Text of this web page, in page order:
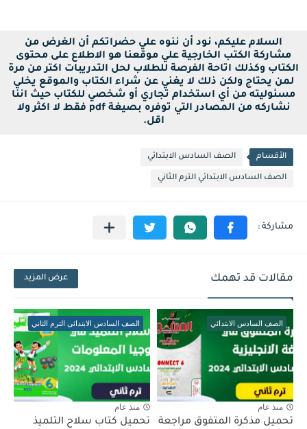
السلام عليكم، نود أن ننوه علي حضراتكم أن الغرض من
مشاركة الكتب الخارجية علي موقعنا هو الاطلاع على محتوى
الكتاب وكذلك اتاحة الفرصة للطلاب لحل التدريبات اكتر من مرة
لمن يحتاج ولكن ذلك لا يغني عن شراء الكتاب والموقع يخلي
مسئوليته من أي استخدام تجاري أو شخصي للكتاب حيث اننا
نشاركه من المصادر التي توفره بصيغة pdf فقط لا اكثر ولا
اقل.
الأقسام الصف السادس الابتدائي
الصف السادس الابتدائي الترم الثاني
مقالات قد تهمك عرض المزيد
الصف السادس الابتدائي
منذ عام
تحميل مذكرة المتفوق مراجعة
الصف السادس الابتدائى الترم الثاني
منذ عام
تحميل كتاب سلاح التلميذ